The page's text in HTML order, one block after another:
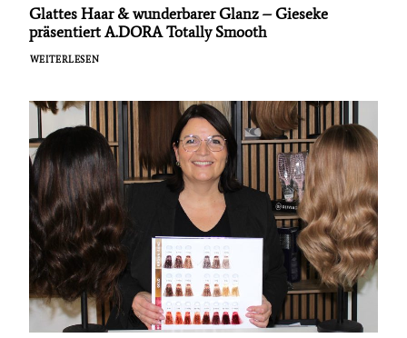
Glattes Haar & wunderbarer Glanz – Gieseke
präsentiert A.DORA Totally Smooth
WEITERLESEN